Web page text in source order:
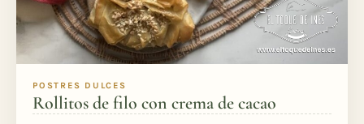
POSTRES DULCES
Rollitos de filo con crema de cacao